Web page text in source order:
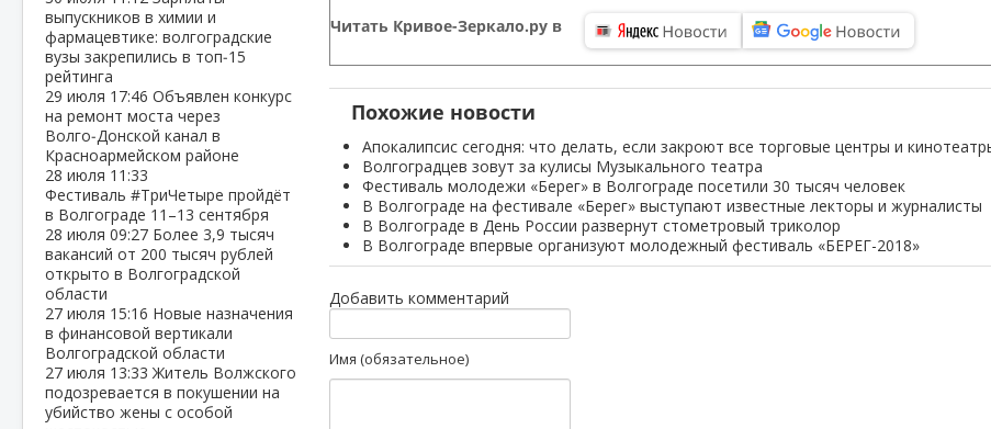
выпускников в химии и
фармацевтике: волгоградские
вузы закрепились в топ‑15
рейтинга
29 июля 17:46 Объявлен конкурс
на ремонт моста через
Волго‑Донской канал в
Красноармейском районе
28 июля 11:33
Фестиваль #ТриЧетыре пройдёт
в Волгограде 11–13 сентября
28 июля 09:27 Более 3,9 тысяч
вакансий от 200 тысяч рублей
открыто в Волгоградской
области
27 июля 15:16 Новые назначения
в финансовой вертикали
Волгоградской области
27 июля 13:33Житель Волжского
подозревается в покушении на
убийство жены с особой
Читать Кривое-Зеркало.ру в
Похожие новости
Апокалипсис сегодня: что делать, если закроют все торговые центры и
Волгоградцев зовут за кулисы Музыкального театра
Фестиваль молодежи «Берег» в Волгограде посетили 30 тысяч человек
В Волгограде на фестивале «Берег» выступают известные лекторы и журналисты
В Волгограде в День России развернут стометровый триколор
В Волгограде впервые организуют молодежный фестиваль «БЕРЕГ-2018»
Добавить комментарий
Имя (обязательное)